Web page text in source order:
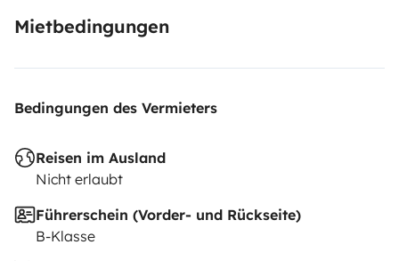
Mietbedingungen
Bedingungen des Vermieters
Reisen im Ausland
Nicht erlaubt
Führerschein (Vorder- und Rückseite)
B-Klasse